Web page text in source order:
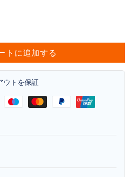
トに追加する
ウトを保証